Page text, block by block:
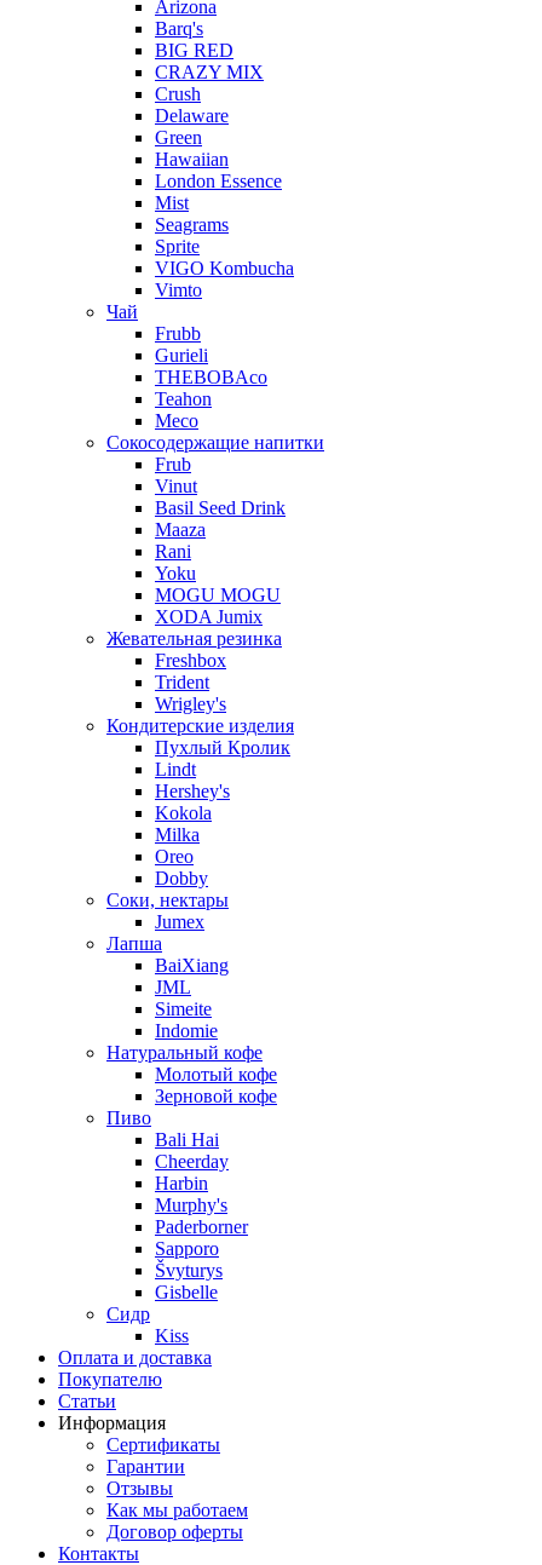
Arizona
Barq's
BIG RED
CRAZY MIX
Crush
Delaware
Green
Hawaiian
London Essence
Mist
Seagrams
Sprite
VIGO Kombucha
Vimto
Чай
Frubb
Gurieli
THEBOBAco
Teahon
Meco
Сокосодержащие напитки
Frub
Vinut
Basil Seed Drink
Maaza
Rani
Yoku
MOGU MOGU
XODA Jumix
Жевательная резинка
Freshbox
Trident
Wrigley's
Кондитерские изделия
Пухлый Кролик
Lindt
Hershey's
Kokola
Milka
Oreo
Dobby
Соки, нектары
Jumex
Лапша
BaiXiang
JML
Simeite
Indomie
Натуральный кофе
Молотый кофе
Зерновой кофе
Пиво
Bali Hai
Cheerday
Harbin
Murphy's
Paderborner
Sapporo
Švyturys
Gisbelle
Сидр
Kiss
Оплата и доставка
Покупателю
Статьи
Информация
Сертификаты
Гарантии
Отзывы
Как мы работаем
Договор оферты
Контакты